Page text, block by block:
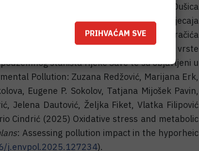
dr. sc. Tatjana Mijošek Pavin, dr. sc. Dušica
Marijić sudjelovale su u procjeni utjecaja
praćenjem biomarkerskih odgovora u račića
o biomarkerskim odgovorima u ove vrste
staništa rijeke Save te su objavljeni u
Pollution: Zuzana Redžović, Marijana Erk,
Eugene P. Sokolov, Tatjana Mijošek Pavin,
Jelena Dautović, Željka Fiket, Vlatka Filipović
Cindrić (2025) Oxidative stress and metabolic
: Assessing pollution impact in the hyporheic
j.envpol.2025.127234).
PRIHVAĆAM SVE